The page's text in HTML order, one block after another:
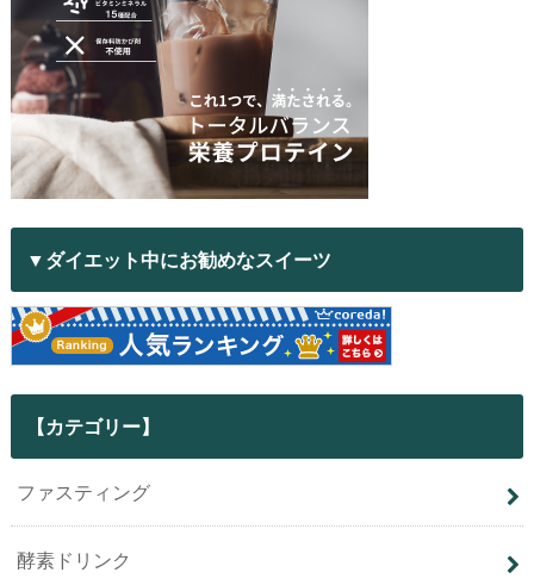
▼ダイエット中にお勧めなスイーツ
【カテゴリー】
ファスティング
酵素ドリンク